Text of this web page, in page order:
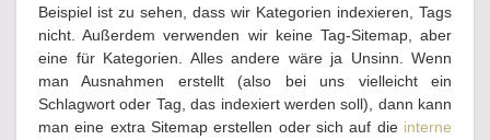
Beispiel ist zu sehen, dass wir Kategorien indexieren, Tags
nicht. Außerdem verwenden wir keine Tag-Sitemap, aber
eine für Kategorien. Alles andere wäre ja Unsinn. Wenn
man Ausnahmen erstellt (also bei uns vielleicht ein
Schlagwort oder Tag, das indexiert werden soll), dann kann
man eine extra Sitemap erstellen oder sich auf die interne